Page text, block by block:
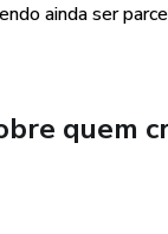
ainda ser
quem